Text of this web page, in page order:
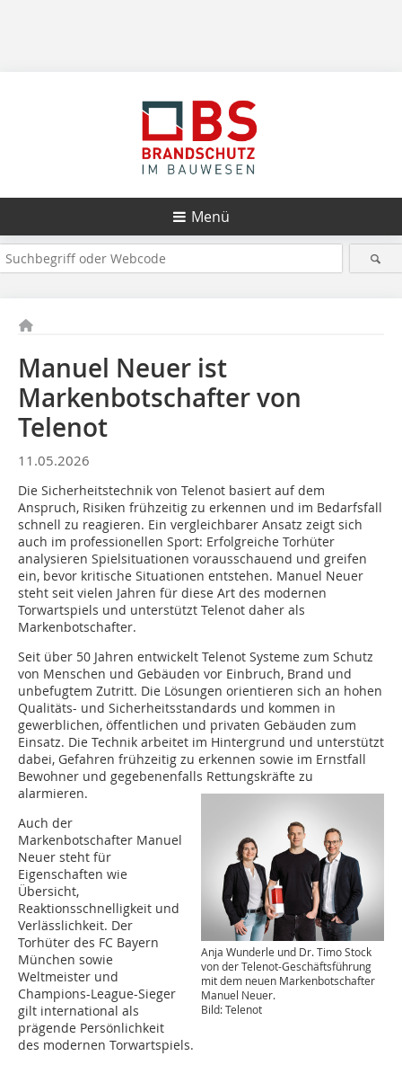
Menü
Manuel Neuer ist
Markenbotschafter von
Telenot
11.05.2026
Die Sicherheitstechnik von Telenot basiert auf dem
Anspruch, Risiken frühzeitig zu erkennen und im Bedarfsfall
schnell zu reagieren. Ein vergleichbarer Ansatz zeigt sich
auch im professionellen Sport: Erfolgreiche Torhüter
analysieren Spielsituationen vorausschauend und greifen
ein, bevor kritische Situationen entstehen. Manuel Neuer
steht seit vielen Jahren für diese Art des modernen
Torwartspiels und unterstützt Telenot daher als
Markenbotschafter.
Seit über 50 Jahren entwickelt Telenot Systeme zum Schutz
von Menschen und Gebäuden vor Einbruch, Brand und
unbefugtem Zutritt. Die Lösungen orientieren sich an hohen
Qualitäts- und Sicherheitsstandards und kommen in
gewerblichen, öffentlichen und privaten Gebäuden zum
Einsatz. Die Technik arbeitet im Hintergrund und unterstützt
dabei, Gefahren frühzeitig zu erkennen sowie im Ernstfall
Bewohner und gegebenenfalls Rettungskräfte zu
alarmieren.
Anja Wunderle und Dr. Timo Stock
von der Telenot-Geschäftsführung
mit dem neuen Markenbotschafter
Manuel Neuer.
Bild: Telenot
Auch der
Markenbotschafter Manuel
Neuer steht für
Eigenschaften wie
Übersicht,
Reaktionsschnelligkeit und
Verlässlichkeit. Der
Torhüter des FC Bayern
München sowie
Weltmeister und
Champions-League-Sieger
gilt international als
prägende Persönlichkeit
des modernen Torwartspiels.